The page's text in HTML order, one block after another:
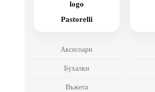
Pastorelli
Аксесоари
Бухалки
Въжета